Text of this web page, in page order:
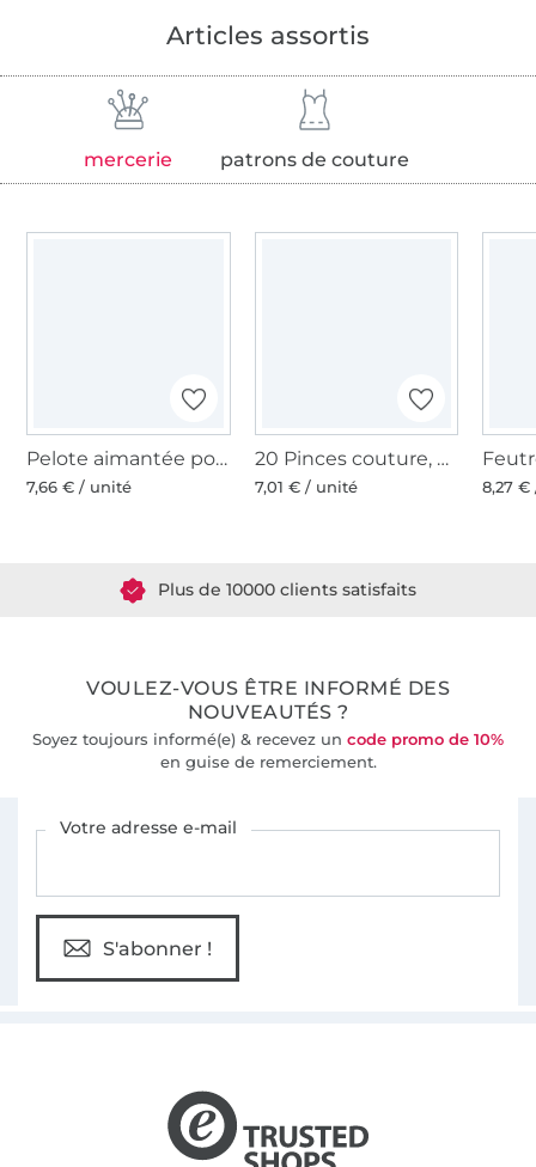
Articles assortis
mercerie patrons de couture
Pelote aimantée pour épingles
7,66 € / unité
20 Pinces couture, petite, multicolore
7,01 € / unité 8,27
Plus de 10000 clients satisfaits
VOULEZ-VOUS ÊTRE INFORMÉ DES
NOUVEAUTÉS ?
Soyez toujours informé(e) & recevez un code promo de 10%
en guise de remerciement.
Votre adresse e-mail
S'abonner !